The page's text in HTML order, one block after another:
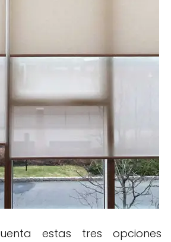
estas tres opciones